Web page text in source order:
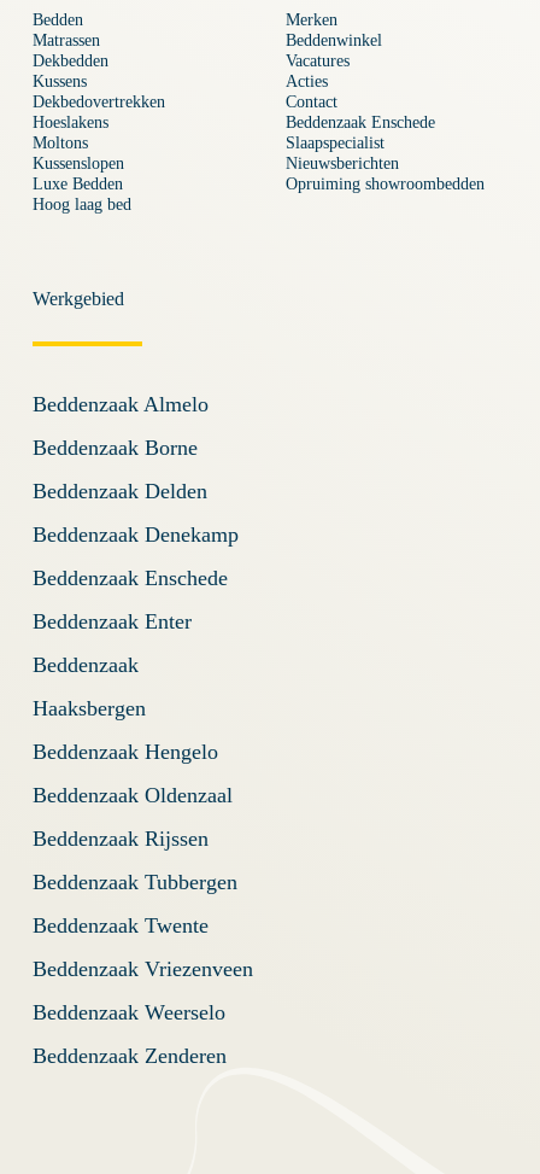
Bedden
Matrassen
Dekbedden
Kussens
Dekbedovertrekken
Hoeslakens
Moltons
Kussenslopen
Luxe Bedden
Hoog laag bed
Merken
Beddenwinkel
Vacatures
Acties
Contact
Beddenzaak Enschede
Slaapspecialist
Nieuwsberichten
Opruiming showroombedden
Werkgebied
Beddenzaak Almelo
Beddenzaak Borne
Beddenzaak Delden
Beddenzaak Denekamp
Beddenzaak Enschede
Beddenzaak Enter
Beddenzaak
Haaksbergen
Beddenzaak Hengelo
Beddenzaak Oldenzaal
Beddenzaak Rijssen
Beddenzaak Tubbergen
Beddenzaak Twente
Beddenzaak Vriezenveen
Beddenzaak Weerselo
Beddenzaak Zenderen